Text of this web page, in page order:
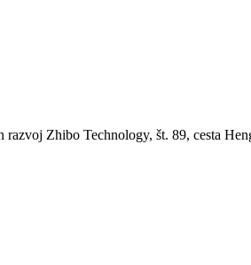
razvoj Zhibo Technology, št. 89, cesta